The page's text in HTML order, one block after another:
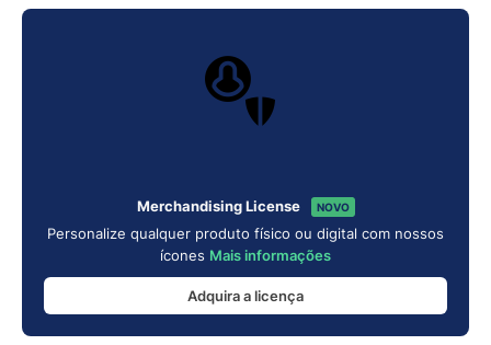
Merchandising License NOVO
Personalize qualquer produto físico ou digital com nossos
ícones Mais informações
Adquira a licença